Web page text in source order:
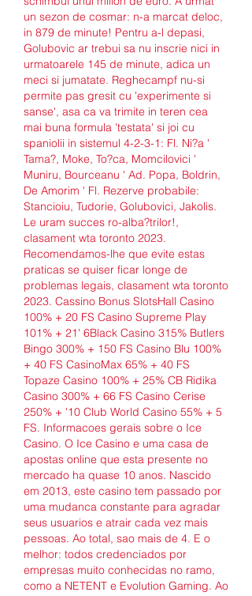
un sezon de cosmar: n-a marcat deloc,
in 879 de minute! Pentru a-l depasi,
Golubovic ar trebui sa nu inscrie nici in
urmatoarele 145 de minute, adica un
meci si jumatate. Reghecampf nu-si
permite pas gresit cu 'experimente si
sanse', asa ca va trimite in teren cea
mai buna formula 'testata' si joi cu
spaniolii in sistemul 4-2-3-1: Fl. Ni?a '
Tama?, Moke, To?ca, Momcilovici '
Muniru, Bourceanu ' Ad. Popa, Boldrin,
De Amorim ' Fl. Rezerve probabile:
Stancioiu, Tudorie, Golubovici, Jakolis.
Le uram succes ro-alba?trilor!,
clasament wta toronto 2023.
Recomendamos-lhe que evite estas
praticas se quiser ficar longe de
problemas legais, clasament wta toronto
2023. Cassino Bonus SlotsHall Casino
100% + 20 FS Casino Supreme Play
101% + 21' 6Black Casino 315% Butlers
Bingo 300% + 150 FS Casino Blu 100%
+ 40 FS CasinoMax 65% + 40 FS
Topaze Casino 100% + 25% CB Ridika
Casino 300% + 66 FS Casino Cerise
250% + '10 Club World Casino 55% + 5
FS. Informacoes gerais sobre o Ice
Casino. O Ice Casino e uma casa de
apostas online que esta presente no
mercado ha quase 10 anos. Nascido
em 2013, este casino tem passado por
uma mudanca constante para agradar
seus usuarios e atrair cada vez mais
pessoas. Ao total, sao mais de 4. E o
melhor: todos credenciados por
empresas muito conhecidas no ramo,
como a NETENT e Evolution Gaming. Ao